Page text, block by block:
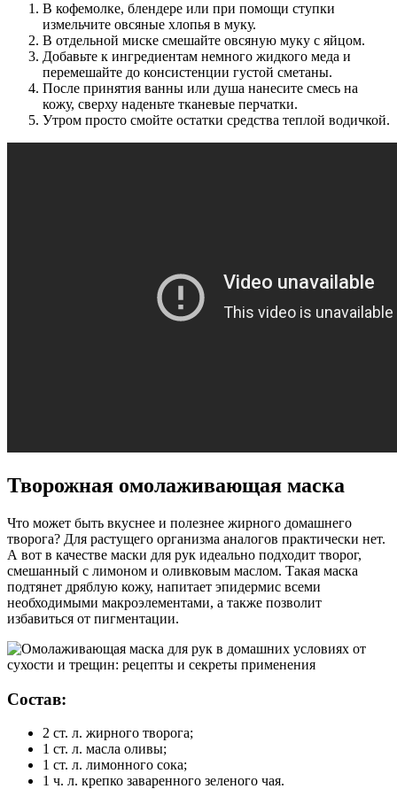
В кофемолке, блендере или при помощи ступки
измельчите овсяные хлопья в муку.
В отдельной миске смешайте овсяную муку с яйцом.
Добавьте к ингредиентам немного жидкого меда и
перемешайте до консистенции густой сметаны.
После принятия ванны или душа нанесите смесь на
кожу, сверху наденьте тканевые перчатки.
Утром просто смойте остатки средства теплой водичкой.
Творожная омолаживающая маска
Что может быть вкуснее и полезнее жирного домашнего
творога? Для растущего организма аналогов практически нет.
А вот в качестве маски для рук идеально подходит творог,
смешанный с лимоном и оливковым маслом. Такая маска
подтянет дряблую кожу, напитает эпидермис всеми
необходимыми макроэлементами, а также позволит
избавиться от пигментации.
Состав:
2 ст. л. жирного творога;
1 ст. л. масла оливы;
1 ст. л. лимонного сока;
1 ч. л. крепко заваренного зеленого чая.